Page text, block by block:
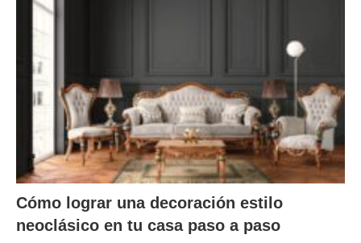
Cómo lograr una decoración estilo
neoclásico en tu casa paso a paso